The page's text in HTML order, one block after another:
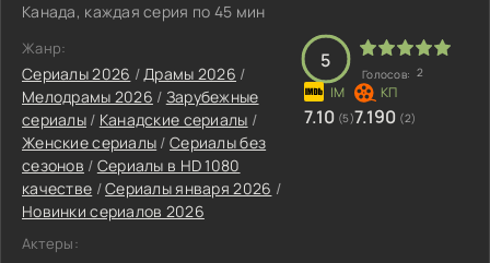
Канада, каждая серия по 45 мин
Жанр:
Сериалы 2026 /Драмы 2026 /
Мелодрамы 2026 / Зарубежные
сериалы/ Канадские сериалы /
Женские сериалы /Сериалы без
сезонов / Сериалы в HD 1080
качестве /Сериалы января 2026 /
Новинки сериалов 2026
Актеры:
5
Голосов: 2
7.10 (5)7.190 (2)